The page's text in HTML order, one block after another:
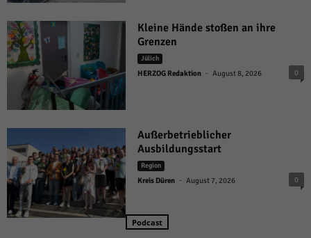
Kleine Hände stoßen an ihre
Grenzen
Jülich
HERZOG Redaktion - August 8, 2026 0
Außerbetrieblicher
Ausbildungsstart
Region
Kreis Düren - August 7, 2026 0
Podcast